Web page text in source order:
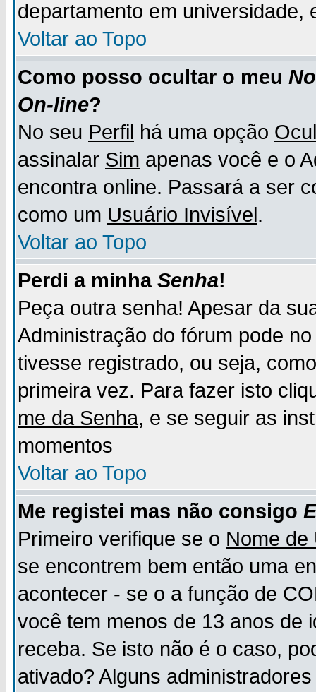
departamento em universidade,
Voltar ao Topo
Como posso ocultar o meu
On-line?
No seu Perfil há uma opção
assinalar Sim apenas você e o
encontra online. Passará a ser
como um Usuário Invisível.
Voltar ao Topo
Perdi a minha Senha!
Peça outra senha! Apesar da
Administração do fórum pode
tivesse registrado, ou seja,
primeira vez. Para fazer isto
me da Senha, e se seguir as
momentos
Voltar ao Topo
Me registei mas não consigo
Primeiro verifique se o Nome de
se encontrem bem então uma
acontecer - se o a função de
você tem menos de 13 anos de
receba. Se isto não é o caso,
ativado? Alguns